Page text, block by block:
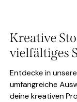
Kreative
vielfältiges
Entdecke in
umfangreiche
deine kreativen